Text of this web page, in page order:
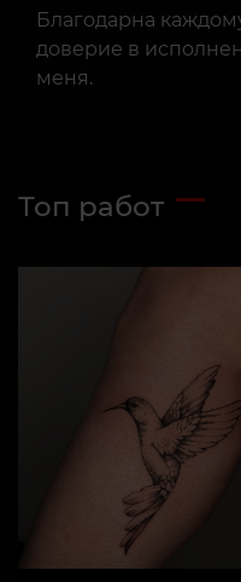
Благодарна
доверие в
меня.
Топ работ